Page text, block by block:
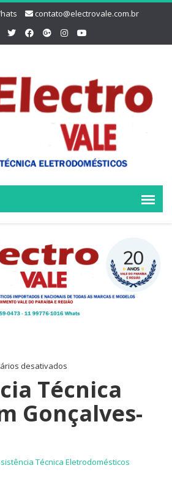
contato@electrovale.com.br
desativados
Técnica
em
Gonçalves-
Técnica
Gonçalves-
Técnica Eletrodomésticos